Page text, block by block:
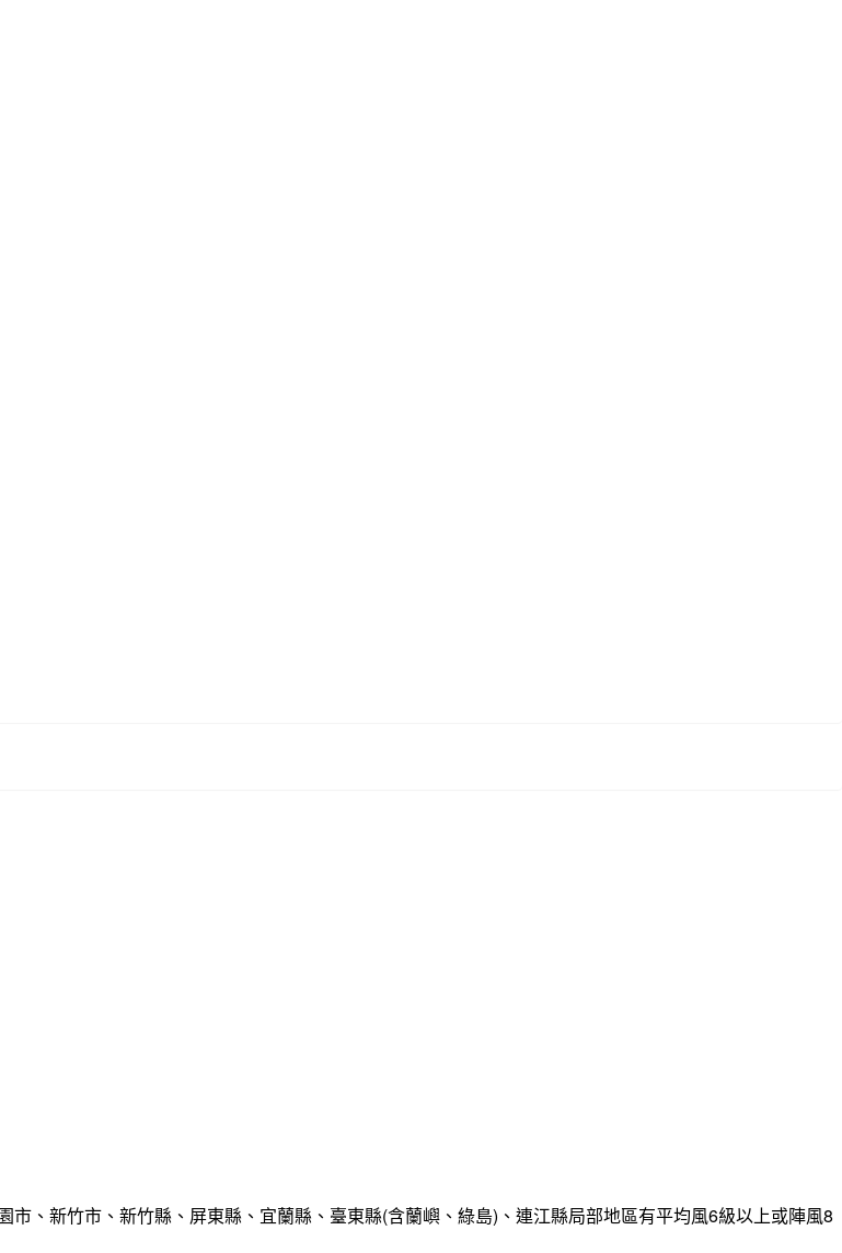
、新竹市、新竹縣、屏東縣、宜蘭縣、臺東縣(含蘭嶼、綠島)、連江縣局部地區有平均風6級以上或陣風8